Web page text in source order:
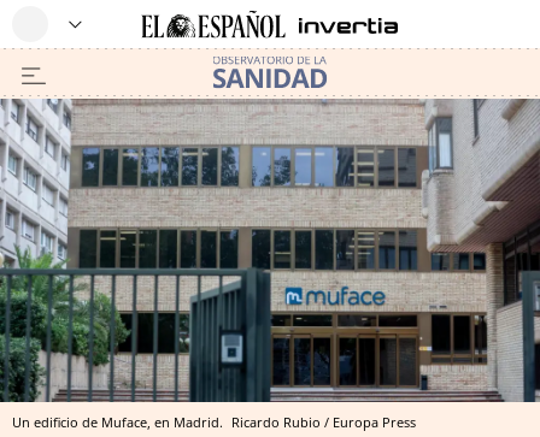
Un edificio de Muface, en Madrid. Ricardo Rubio / Europa Press